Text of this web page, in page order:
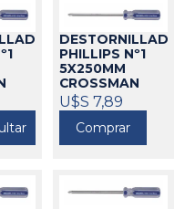
PHILLIPS Nº1
5X250MM
CROSSMAN
550029
U$S 7,89
Comprar